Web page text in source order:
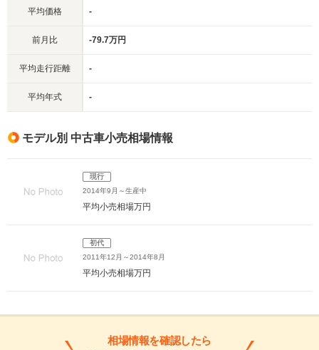
平均価格 -
前月比 -79.7万円
平均走行距離 -
平均年式 -
モデル別 中古車小売相場情報
現行
2014年9月～生産中
平均小売相場万円
初代
2011年12月～2014年8月
平均小売相場万円
相場情報を確認したら